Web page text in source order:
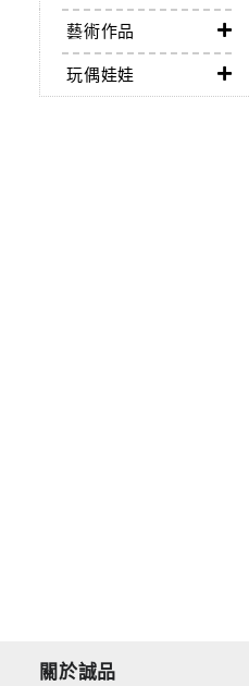
藝術作品
玩偶娃娃
關於誠品